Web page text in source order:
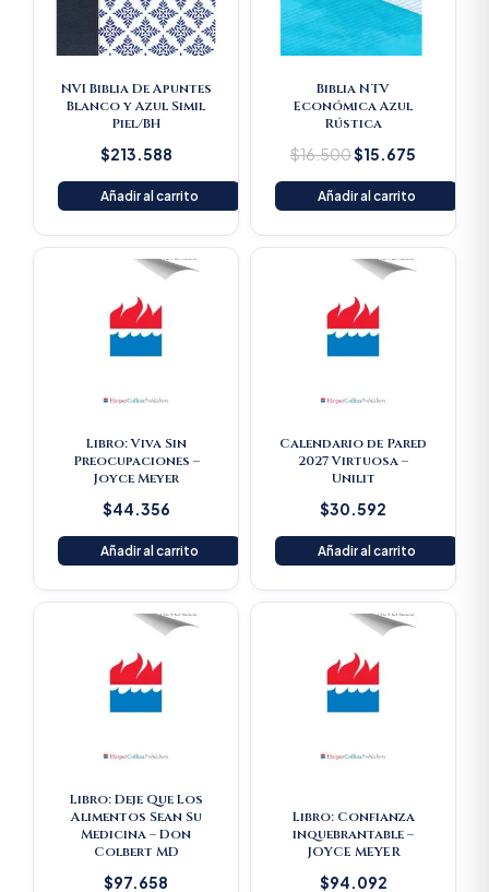
NVI Biblia De Apuntes
Blanco y Azul Simil
Piel/BH
$213.588
Añadir al carrito
Biblia NTV
Económica Azul
Rústica
$16.500$15.675
Añadir al carrito
Libro: Viva Sin
Preocupaciones –
Joyce Meyer
$44.356
Añadir al carrito
Calendario de Pared
2027 Virtuosa –
Unilit
$30.592
Añadir al carrito
Libro: Deje Que Los
Alimentos Sean Su
Medicina – Don
Colbert MD
$97.658
Libro: Confianza
inquebrantable –
JOYCE MEYER
$94.092